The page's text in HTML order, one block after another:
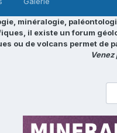
minéralogie,
il existe un forum
ou de volcans permet de